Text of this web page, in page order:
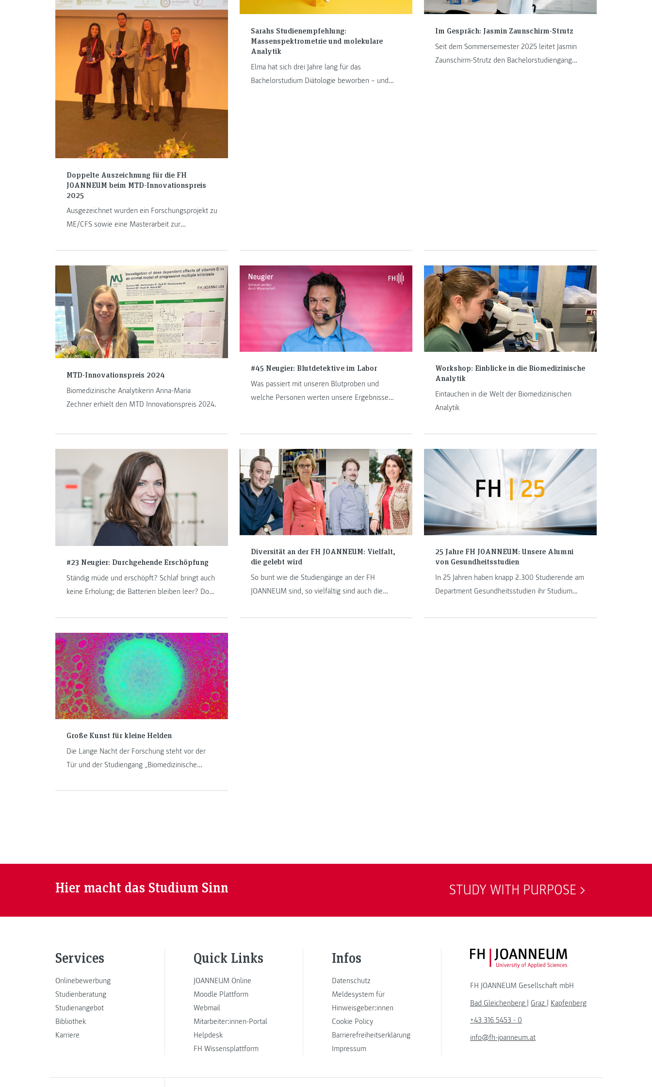
Doppelte Auszeichnung für die FH
JOANNEUM beim MTD-Innovationspreis
2025
Ausgezeichnet wurden ein Forschungsprojekt zu
ME/CFS sowie eine Masterarbeit zur
und Innovationskraft in der biomedizinischen
Analytik.
Sarahs Studienempfehlung:
Massenspektrometrie und molekulare
Analytik
Elma hat sich drei Jahre lang für das
Bachelorstudium Diätologie beworben – und
Im Gespräch: Jasmin Zaunschirm-Strutz
Seit dem Sommersemester 2025 leitet Jasmin
Zaunschirm-Strutz den Bachelorstudiengang
MTD-Innovationspreis 2024
Biomedizinische Analytikerin Anna-Maria
Zechner erhielt den MTD Innovationspreis 2024.
#45 Neugier: Blutdetektive im Labor
Was passiert mit unseren Blutproben und
welche Personen werten unsere Ergebnisse
Workshop: Einblicke in die Biomedizinische
Analytik
Eintauchen in die Welt der Biomedizinischen
Analytik
#23 Neugier: Durchgehende Erschöpfung
Ständig müde und erschöpft? Schlaf bringt auch
keine Erholung; die Batterien bleiben leer? Doch
Erschöpfungssyndrom. Jennifer Blauensteiner
erzählt in der neuesten Podcastfolge mehr über
diese relativ unbekannte Krankheit, gibt Einblick
in ihre Arbeit und welcher Zusammenhang mit
Long Covid besteht.
Diversität an der FH JOANNEUM: Vielfalt,
die gelebt wird
So bunt wie die Studiengänge an der FH
JOANNEUM sind, so vielfältig sind auch die
25 Jahre FH JOANNEUM: Unsere Alumni
von Gesundheitsstudien
In 25 Jahren haben knapp 2.300 Studierende am
Department Gesundheitsstudien ihr Studium
Große Kunst für kleine Helden
Die Lange Nacht der Forschung steht vor der
Tür und der Studiengang „Biomedizinische
Hier macht das Studium Sinn STUDY WITH PURPOSE
Services
Onlinebewerbung
Studienberatung
Studienangebot
Bibliothek
Karriere
Quick Links
JOANNEUM Online
Moodle Plattform
Webmail
Mitarbeiter:innen-Portal
Helpdesk
FH Wissensplattform
Infos
Datenschutz
Meldesystem für
Hinweisgeber:innen
Cookie Policy
Barrierefreiheitserklärung
Impressum
FH JOANNEUM Logo
FH JOANNEUM Gesellschaft mbH
Bad Gleichenberg | Graz | Kapfenberg
+43 316 5453 - 0
info@fh-joanneum.at